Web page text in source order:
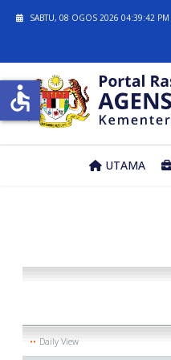
SABTU, 08 OGOS 2026 04:39:43 PM
UTAMA
Daily View
accessible